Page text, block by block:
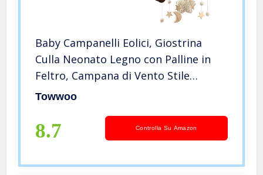
Baby Campanelli Eolici, Giostrina
Culla Neonato Legno con Palline in
Feltro, Campana di Vento Stile
Nordico, Carillon del Vento per
Appendere per Bambini
Towwoo
8.7 Controlla Su Amazon